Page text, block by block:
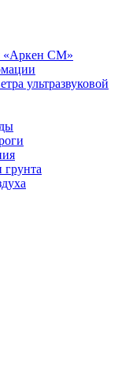
«Аркен СМ»
ультразвуковой
грунта